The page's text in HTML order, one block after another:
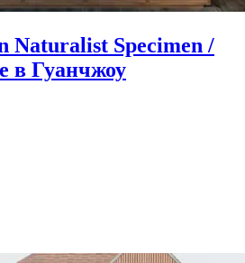
Naturalist Specimen /
в Гуанчжоу